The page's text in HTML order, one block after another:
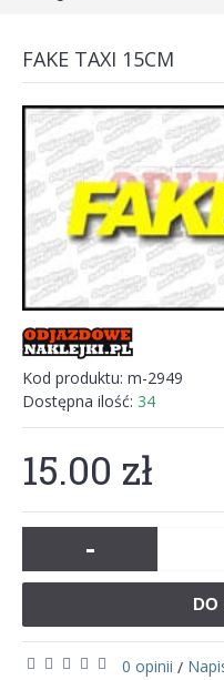
FAKE TAXI 15CM
Kod produktu: m-2949
Dostępna ilość: 34
15.00 zł
-
DO
0 opinii /